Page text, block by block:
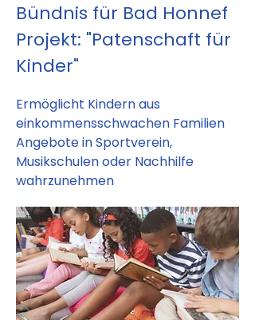
Bündnis für Bad Honnef
Projekt: "Patenschaft für
Kinder"
Ermöglicht Kindern aus
einkommensschwachen Familien
Angebote in Sportverein,
Musikschulen oder Nachhilfe
wahrzunehmen